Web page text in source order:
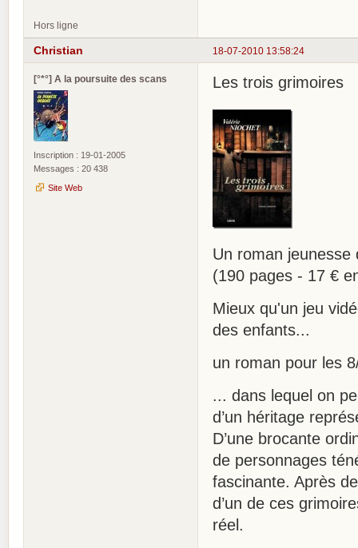
Hors ligne
18-07-2010 13:58:24
Christian
[°*°] A la poursuite des scans
Inscription : 19-01-2005
Messages : 20 438
Site Web
Les trois grimoires
Un roman jeunesse
(190 pages - 17 €
Mieux qu'un jeu
des enfants...
un roman pour les
... dans lequel on
d’un héritage
D’une brocante
de personnages
fascinante. Après
d’un de ces
réel.